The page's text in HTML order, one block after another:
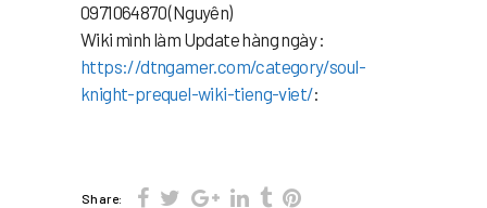
0971064870 (Nguyên)
Wiki mình làm Update hàng ngày :
https://dtngamer.com/category/soul-
knight-prequel-wiki-tieng-viet/:
Share: